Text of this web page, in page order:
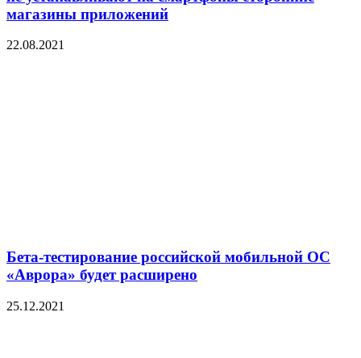
магазины приложений
22.08.2021
Бета-тестирование российской мобильной ОС
«Аврора» будет расширено
25.12.2021